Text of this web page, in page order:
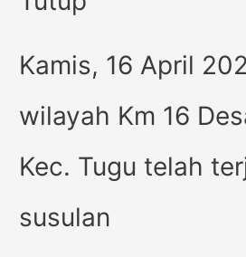
Kamis, 16 April
wilayah Km 16
Kec. Tugu telah
susulan